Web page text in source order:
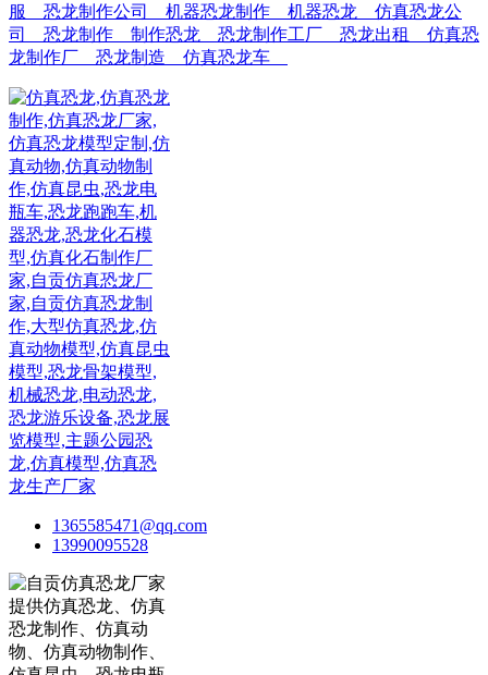
服 恐龙制作公司 机器恐龙制作 机器恐龙 仿真恐龙公
司 恐龙制作 制作恐龙 恐龙制作工厂 恐龙出租 仿真恐
龙制作厂 恐龙制造 仿真恐龙车
1365585471@qq.com
13990095528